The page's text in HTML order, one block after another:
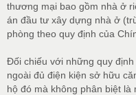
thương mại bao gồm nhà ở
án đầu tư xây dựng nhà ở
phòng theo quy định của
Đối chiếu với những quy
ngoài đủ điện kiện sở hữu
hộ đó mà không phân biệt là